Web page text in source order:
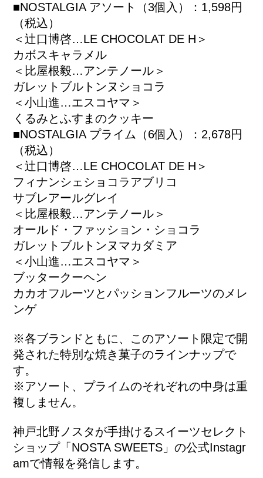
■NOSTALGIA アソート（3個入）：1,598円
（税込）
＜辻󠄀口博啓…LE CHOCOLAT DE H＞
カボスキャラメル
＜比屋根毅…アンテノール＞
ガレットブルトンヌショコラ
＜小山進…エスコヤマ＞
くるみとふすまのクッキー
■NOSTALGIA プライム（6個入）：2,678円
（税込）
＜辻口博啓…LE CHOCOLAT DE H＞
フィナンシェショコラアブリコ
サブレアールグレイ
＜比屋根毅…アンテノール＞
オールド・ファッション・ショコラ
ガレットブルトンヌマカダミア
＜小山進…エスコヤマ＞
ブッタークーヘン
カカオフルーツとパッションフルーツのメレ
ンゲ
※各ブランドともに、このアソート限定で開
発された特別な焼き菓子のラインナップで
す。
※アソート、プライムのそれぞれの中身は重
複しません。
神戸北野ノスタが手掛けるスイーツセレクト
ショップ「NOSTA SWEETS」の公式Instagr
amで情報を発信します。